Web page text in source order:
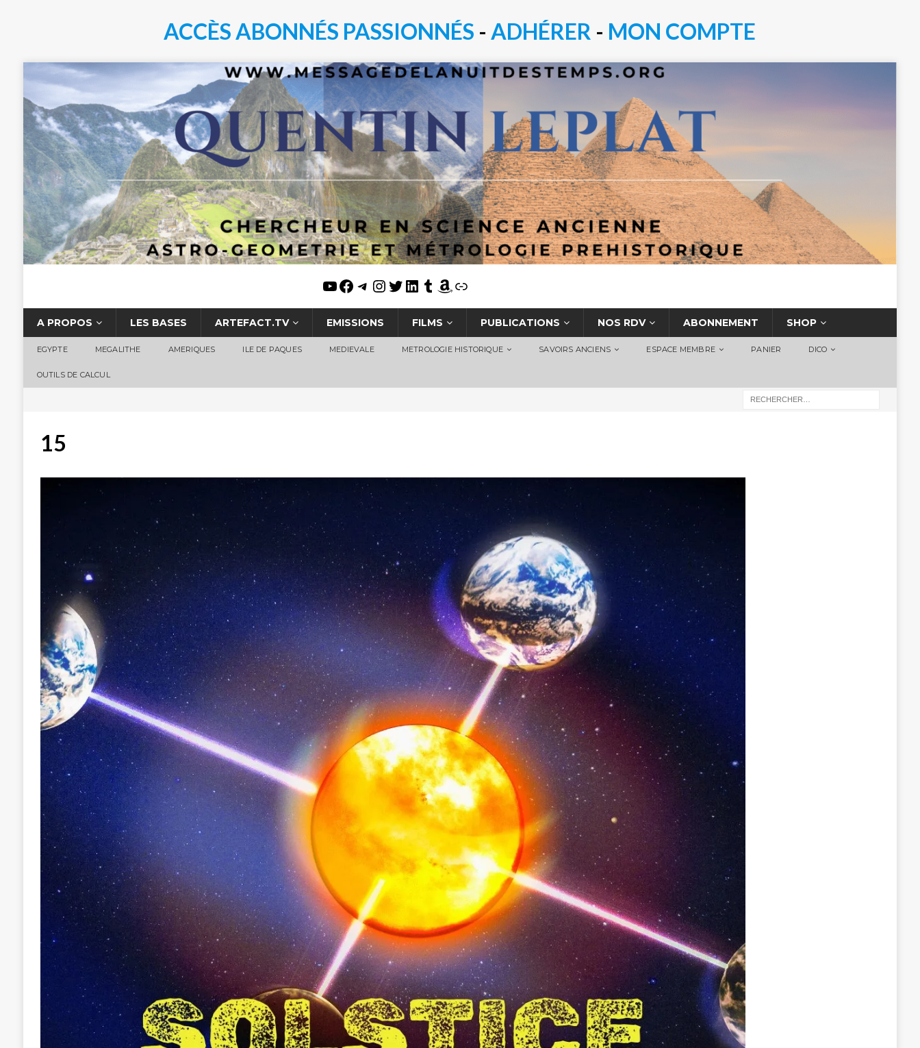
ACCÈS ABONNÉS PASSIONNÉS -ADHÉRER - MON COMPTE
A PROPOS LES BASES ARTEFACT.TV EMISSIONS FILMS PUBLICATIONS NOS RDV ABONNEMENT SHOP
EGYPTE MEGALITHE AMERIQUES ILE DE PAQUES MEDIEVALE METROLOGIE HISTORIQUE SAVOIRS ANCIENS ESPACE MEMBRE PANIER DICO
OUTILS DE CALCUL
15